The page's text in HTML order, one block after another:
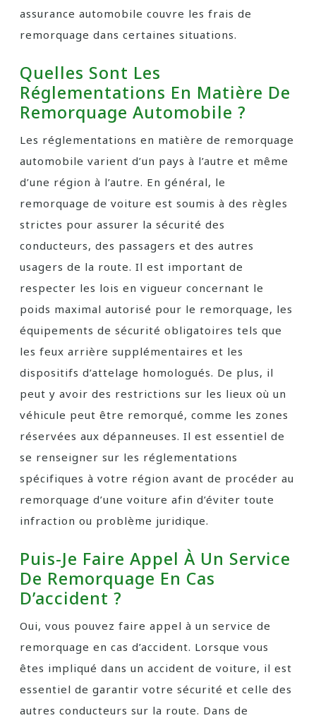
assurance automobile couvre les frais de
remorquage dans certaines situations.
Quelles Sont Les
Réglementations En Matière De
Remorquage Automobile ?
Les réglementations en matière de remorquage
automobile varient d’un pays à l’autre et même
d’une région à l’autre. En général, le
remorquage de voiture est soumis à des règles
strictes pour assurer la sécurité des
conducteurs, des passagers et des autres
usagers de la route. Il est important de
respecter les lois en vigueur concernant le
poids maximal autorisé pour le remorquage, les
équipements de sécurité obligatoires tels que
les feux arrière supplémentaires et les
dispositifs d’attelage homologués. De plus, il
peut y avoir des restrictions sur les lieux où un
véhicule peut être remorqué, comme les zones
réservées aux dépanneuses. Il est essentiel de
se renseigner sur les réglementations
spécifiques à votre région avant de procéder au
remorquage d’une voiture afin d’éviter toute
infraction ou problème juridique.
Puis-Je Faire Appel À Un Service
De Remorquage En Cas
D’accident ?
Oui, vous pouvez faire appel à un service de
remorquage en cas d’accident. Lorsque vous
êtes impliqué dans un accident de voiture, il est
essentiel de garantir votre sécurité et celle des
autres conducteurs sur la route. Dans de